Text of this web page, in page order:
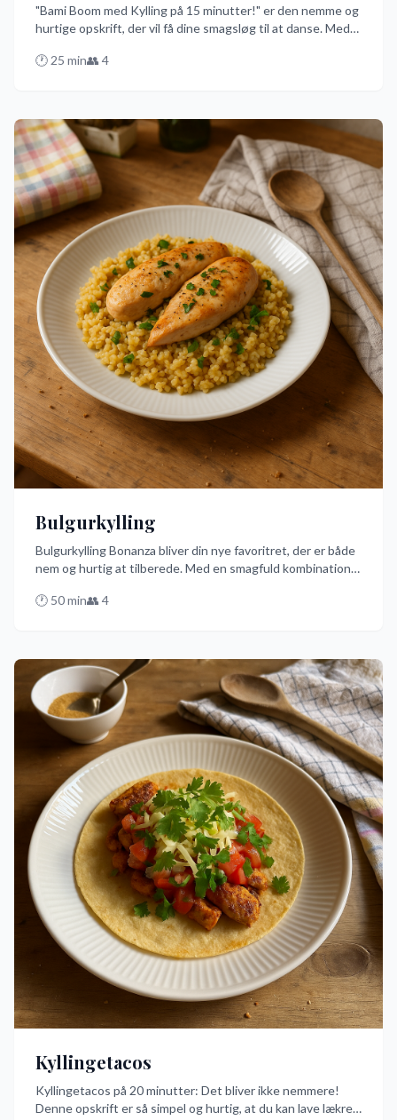
"Bami Boom med Kylling på 15 minutter!" er den nemme og
hurtige opskrift, der vil få dine smagsløg til at danse. Med
denne ret klar på ingen tid og garanteret et hit på
🕐 25 min👥 4
Bulgurkylling
Bulgurkylling Bonanza bliver din nye favoritret, der er både
nem og hurtig at tilberede. Med en smagfuld kombination
paprika, får du en fest på tallerkenen på bare 40 minutter.
🕐 50min👥 4
Kyllingetacos
Kyllingetacos på 20 minutter: Det bliver ikke nemmere!
Denne opskrift er så simpel og hurtig, at du kan lave lækre